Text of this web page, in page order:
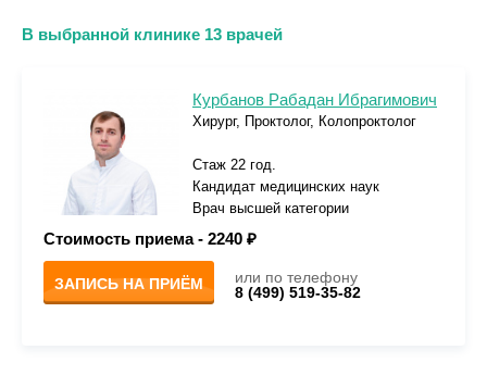
В выбранной клинике 13 врачей
Курбанов Рабадан Ибрагимович
Хирург, Проктолог, Колопроктолог
Стаж 22 год.
Кандидат медицинских наук
Врач высшей категории
Стоимость приема - 2240 ₽
ЗАПИСЬ НА ПРИЁМ
или по телефону
8 (499) 519-35-82